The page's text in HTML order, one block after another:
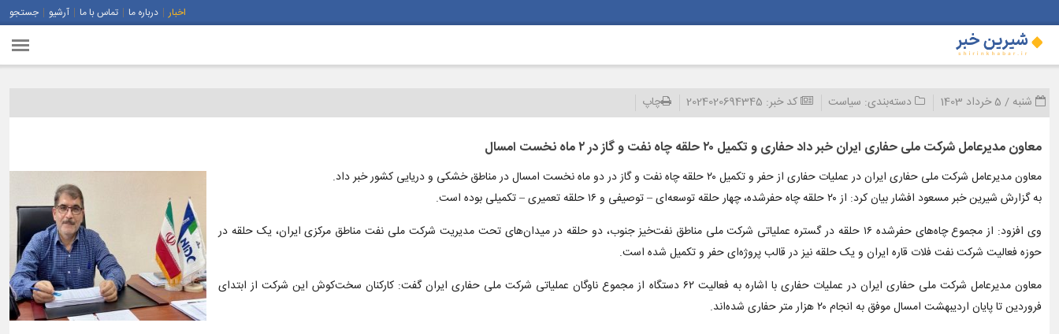
اخبار درباره ما تماس با ما آرشیو جستجو
شنبه / 5 خرداد 1403 دسته‌بندی: سیاست کد خبر: 2024020694345 چاپ
معاون مدیرعامل شرکت ملی حفاری ایران خبر داد حفاری و تکمیل ۲۰ حلقه چاه نفت و گاز در ۲ ماه نخست امسال
معاون مدیرعامل شرکت ملی حفاری ایران در عملیات حفاری از حفر و تکمیل ۲۰ حلقه چاه نفت و گاز در دو ماه نخست امسال در مناطق خشکی و دریایی کشور خبر داد.
به گزارش شیرین خبر مسعود افشار بیان کرد: از ۲۰ حلقه چاه حفرشده، چهار حلقه توسعه‌ای – توصیفی و ۱۶ حلقه تعمیری – تکمیلی بوده است.
وی افزود: از مجموع چاه‌های حفرشده ۱۶ حلقه در گستره عملیاتی شرکت ملی مناطق نفت‌خیز جنوب، دو حلقه در میدان‌های تحت مدیریت شرکت ملی نفت مناطق مرکزی ایران، یک حلقه در
حوزه فعالیت شرکت نفت فلات قاره ایران و یک حلقه نیز در قالب پروژه‌ای حفر و تکمیل شده است.
معاون مدیرعامل شرکت ملی حفاری ایران در عملیات حفاری با اشاره به فعالیت ۶۲ دستگاه از مجموع ناوگان عملیاتی شرکت ملی حفاری ایران گفت: کارکنان سخت‌کوش این شرکت از ابتدای
فروردین تا پایان اردیبهشت امسال موفق به انجام ۲۰ هزار متر حفاری شده‌اند.